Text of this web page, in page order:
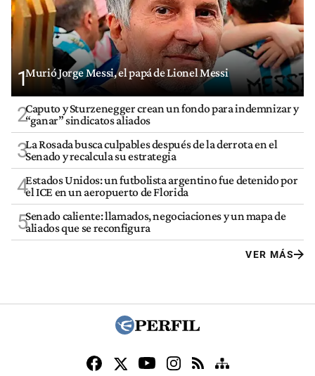
1Murió Jorge Messi, el papá de Lionel Messi
2Caputo y Sturzenegger crean un fondo para indemnizar y
“ganar” sindicatos aliados
3La Rosada busca culpables después de la derrota en el
Senado y recalcula su estrategia
4Estados Unidos: un futbolista argentino fue detenido por
el ICE en un aeropuerto de Florida
5Senado caliente: llamados, negociaciones y un mapa de
aliados que se reconfigura
VER MÁS